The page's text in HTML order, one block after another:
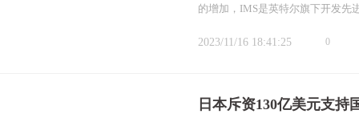
的增加，IMS是英特尔旗下开发先
2023/11/16 18:41:25 0
日本斥资130亿美元支持